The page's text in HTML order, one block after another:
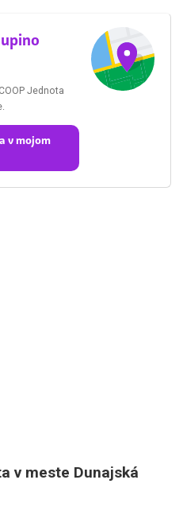
Jednota
v meste Dunajská